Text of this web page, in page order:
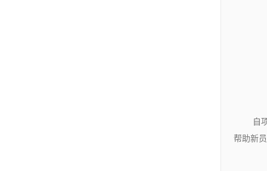
自
帮助新